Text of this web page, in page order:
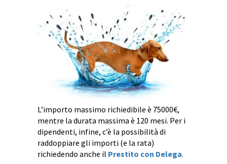
L’importo massimo richiedibile è 75000€,
mentre la durata massima è 120 mesi. Per i
dipendenti, infine, c’è la possibilità di
raddoppiare gli importi (e la rata)
richiedendo anche il Prestito con Delega.